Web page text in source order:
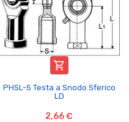

PHSL-5 Testa a Snodo Sferico
LD
2,66 €